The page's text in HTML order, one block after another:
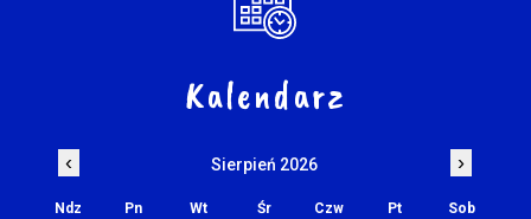
Kalendarz
‹ Sierpień 2026 ›
Ndz Pn Wt Śr Czw Pt
Sob